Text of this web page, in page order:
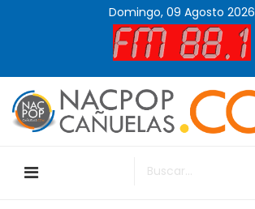
Domingo, 09 Agosto 2026